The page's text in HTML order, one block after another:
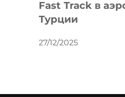
Fast Track в
Турции
27/12/2025